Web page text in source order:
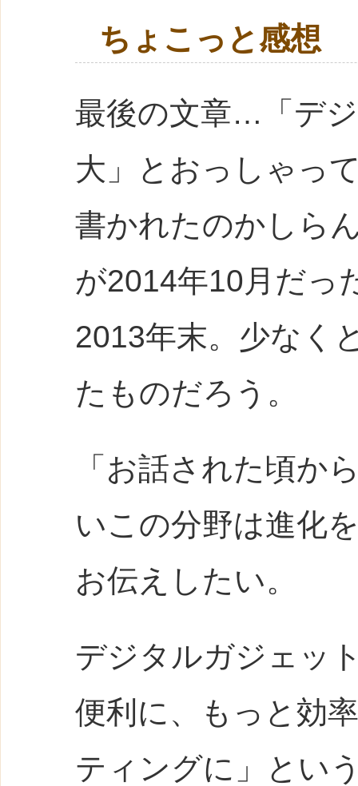
ちょこっと感想
最後の文章…「デ
大」とおっしゃっ
書かれたのかしら
が2014年10月だっ
2013年末。少なく
たものだろう。
「お話された頃か
いこの分野は進化
お伝えしたい。
デジタルガジェッ
便利に、もっと効
ティングに」とい